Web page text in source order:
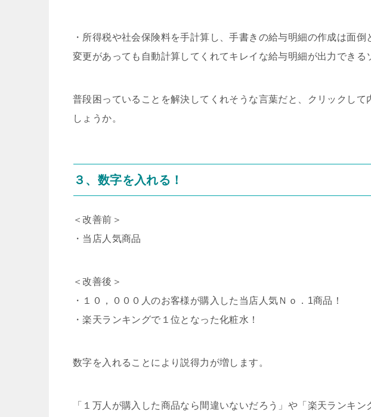
・所得税や社会保険料を手計算し、手書きの給与明細の作成は面
変更があっても自動計算してくれてキレイな給与明細が出力できる
普段困っていることを解決してくれそうな言葉だと、クリックし
しょうか。
３、数字を入れる！
＜改善前＞
・当店人気商品
＜改善後＞
・１０，０００人のお客様が購入した当店人気Ｎｏ．1商品！
・楽天ランキングで１位となった化粧水！
数字を入れることにより説得力が増します。
「１万人が購入した商品なら間違いないだろう」や「楽天ランキ